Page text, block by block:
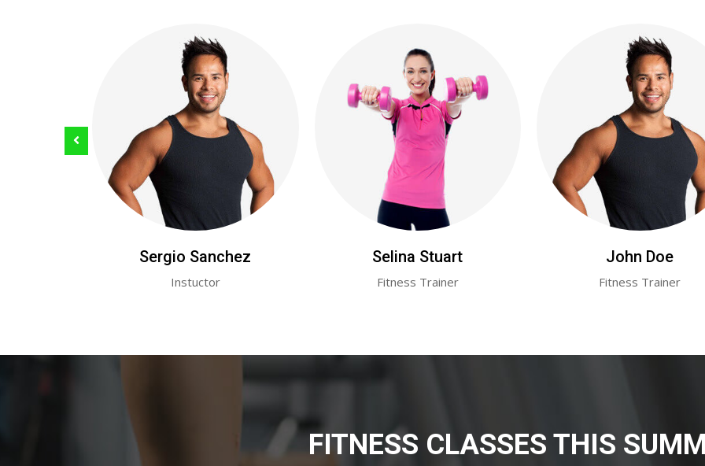
Sergio Sanchez
Instuctor
Selina Stuart
Fitness Trainer
John Doe
Fitness Trainer
FITNESS CLASSES THIS